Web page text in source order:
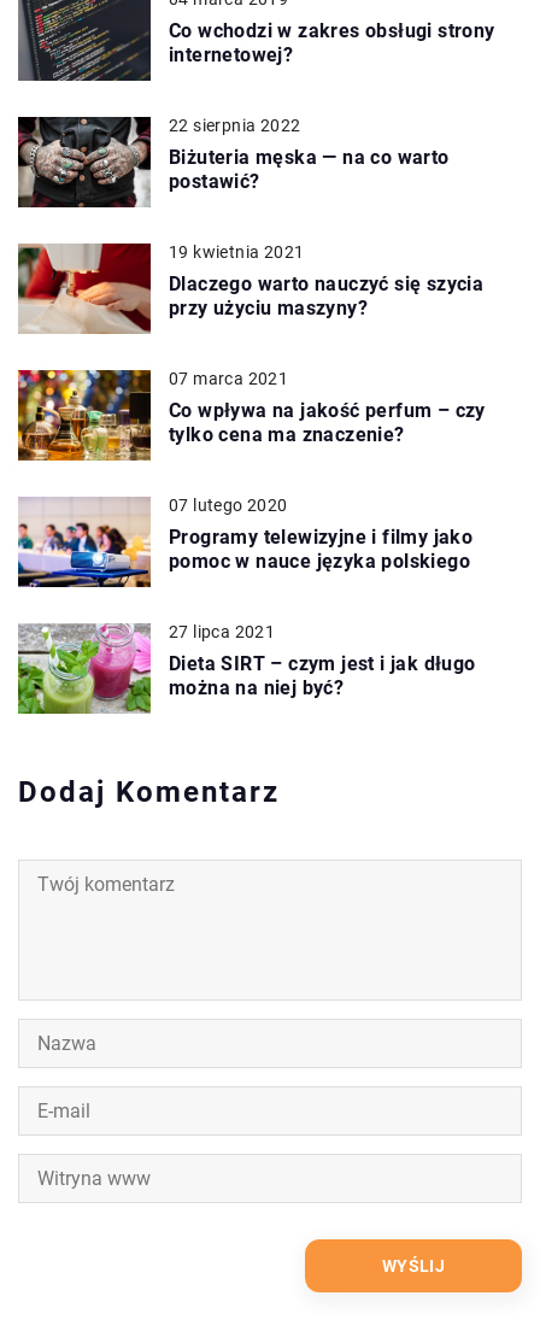
Co wchodzi w zakres obsługi strony
internetowej?
22 sierpnia 2022
Biżuteria męska — na co warto
postawić?
19 kwietnia 2021
Dlaczego warto nauczyć się szycia
przy użyciu maszyny?
07 marca 2021
Co wpływa na jakość perfum – czy
tylko cena ma znaczenie?
07 lutego 2020
Programy telewizyjne i filmy jako
pomoc w nauce języka polskiego
27 lipca 2021
Dieta SIRT – czym jest i jak długo
można na niej być?
Dodaj Komentarz